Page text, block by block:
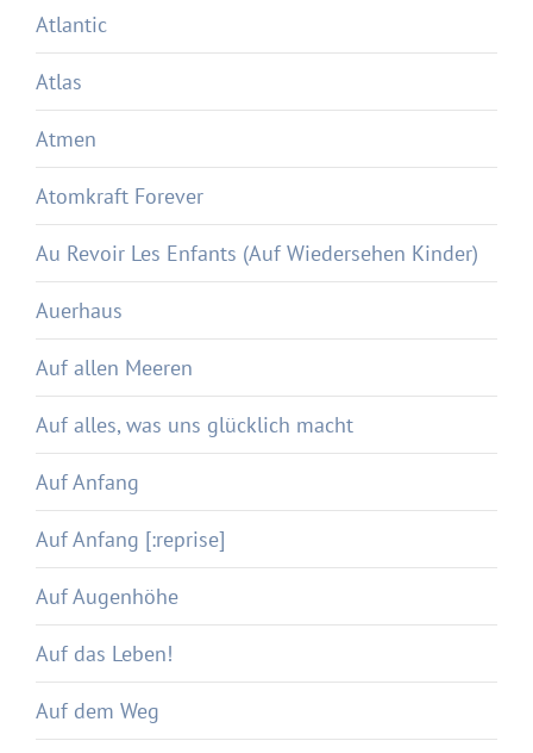
Atlantic
Atlas
Atmen
Atomkraft Forever
Au Revoir Les Enfants (Auf Wiedersehen Kinder)
Auerhaus
Auf allen Meeren
Auf alles, was uns glücklich macht
Auf Anfang
Auf Anfang [:reprise]
Auf Augenhöhe
Auf das Leben!
Auf dem Weg